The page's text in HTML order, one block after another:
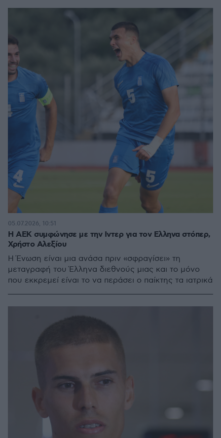
H AEK συμφώνησε με την Ιντερ για τον Ελληνα στόπερ,
Χρήστο Αλεξίου
Η Ένωση είναι μια ανάσα πριν «σφραγίσει» τη
μεταγραφή του Έλληνα διεθνούς μιας και το μόνο
που εκκρεμεί είναι το να περάσει ο παίκτης τα ιατρικά
05.07.2026, 10:51